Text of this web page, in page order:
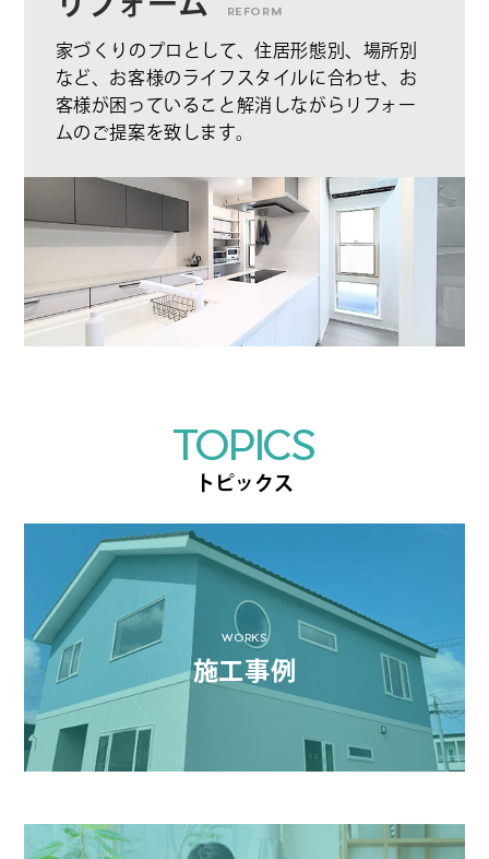
REFORM
家づくりのプロとして、住居形態別、場所別
など、お客様のライフスタイルに合わせ、お
客様が困っていること解消しながらリフォー
ムのご提案を致します。
TOPICS
トピックス
WORKS
施工事例